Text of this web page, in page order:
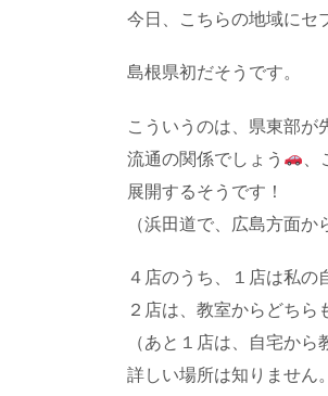
今日、こちらの地域にセ
島根県初だそうです。
こういうのは、県東部が
流通の関係でしょう
展開するそうです！
（浜田道で、広島方面
４店のうち、１店は私の
２店は、教室からどちら
（あと１店は、自宅から
詳しい場所は知りません